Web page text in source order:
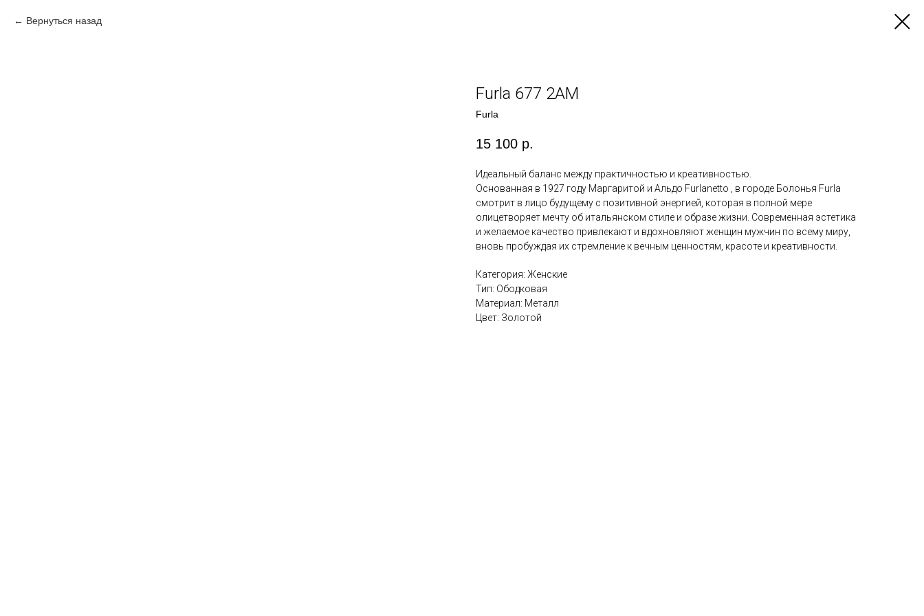
Вернуться назад
Furla 677 2АМ
Furla
15 100 р.
Идеальный баланс между практичностью и креативностью.
Основанная в 1927 году Маргаритой и Альдо Furlanetto , в городе Болонья Furla
смотрит в лицо будущему с позитивной энергией, которая в полной мере
олицетворяет мечту об итальянском стиле и образе жизни. Современная эстетика
и желаемое качество привлекают и вдохновляют женщин мужчин по всему миру,
вновь пробуждая их стремление к вечным ценностям, красоте и креативности.
Категория: Женские
Тип: Ободковая
Материал: Металл
Цвет: Золотой